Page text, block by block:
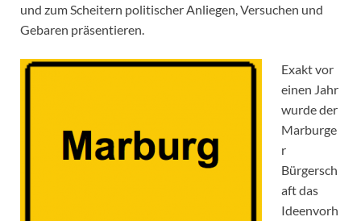
und zum Scheitern politischer Anliegen, Versuchen und
Gebaren präsentieren.
Exakt vor
einen Jahr
wurde der
Marburge
r
Bürgersch
aft das
Ideenvorh